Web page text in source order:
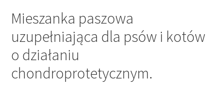
Mieszanka paszowa
uzupełniająca dla psów i kotów
o działaniu
chondroprotetycznym.